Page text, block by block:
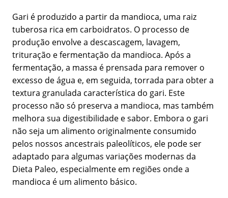
Gari é produzido a partir da mandioca, uma raiz
tuberosa rica em carboidratos. O processo de
produção envolve a descascagem, lavagem,
trituração e fermentação da mandioca. Após a
fermentação, a massa é prensada para remover o
excesso de água e, em seguida, torrada para obter a
textura granulada característica do gari. Este
processo não só preserva a mandioca, mas também
melhora sua digestibilidade e sabor. Embora o gari
não seja um alimento originalmente consumido
pelos nossos ancestrais paleolíticos, ele pode ser
adaptado para algumas variações modernas da
Dieta Paleo, especialmente em regiões onde a
mandioca é um alimento básico.